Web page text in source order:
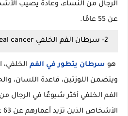
الرجال من النساء، وعادةً يصيب
عن 55 عامًا.
2- سرطان الفم الخلفي Oropharyngeal cancer:
هو سرطان يتطور في الفم الخلفي،
ويتضمن اللوزتين، قاعدة اللسان،
الفم الخلفي أكثر شيوعًا في الرجال